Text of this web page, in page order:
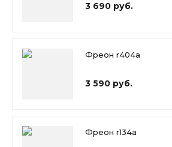
3 690 руб.
Фреон r404a
3 590 руб.
Фреон r134a